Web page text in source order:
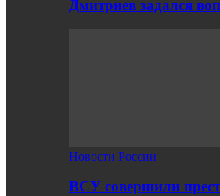
Дмитриев задался
Новости России
ВСУ совершили